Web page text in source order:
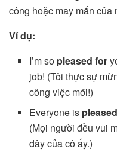
công hoặc may mắn của
Ví dụ:
I’m so pleased for
job! (Tôi thực sự
công việc mới!)
Everyone is
(Mọi người đều vui
đây của cô ấy.)